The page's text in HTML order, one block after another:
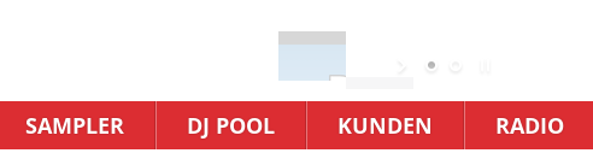
SAMPLER DJ POOL KUNDEN RADIO